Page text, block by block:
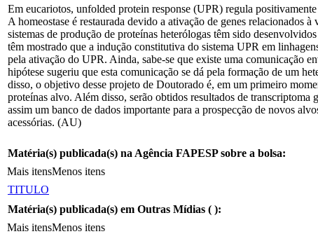
Em eucariotos, unfolded protein response (UPR) regula
A homeostase é restaurada devido a ativação de genes relacionados
sistemas de produção de proteínas heterólogas têm sido
têm mostrado que a indução constitutiva do sistema UPR em
pela ativação do UPR. Ainda, sabe-se que existe uma comunicação
hipótese sugeriu que esta comunicação se dá pela formação de um
disso, o objetivo desse projeto de Doutorado é, em um primeiro
proteínas alvo. Além disso, serão obtidos resultados de
assim um banco de dados importante para a prospecção de novos
acessórias. (AU)
Matéria(s) publicada(s) na Agência FAPESP sobre a bolsa:
Mais itensMenos itens
TITULO
Matéria(s) publicada(s) em Outras Mídias ( ):
Mais itensMenos itens